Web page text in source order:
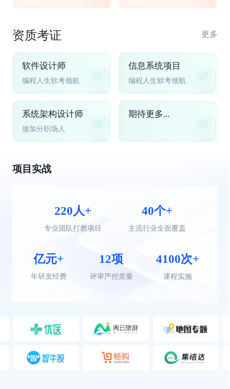
资质考证 更多
软件设计师
编程人生软考领航
信息系统项目
编程人生软考领航
系统架构设计师
做加分职场人
期待更多...
项目实战
220人+
专业团队打磨项目
40个+
主流行业全面覆盖
亿元+
年研发经费
12项
评审严控质量
4100次+
课程实施